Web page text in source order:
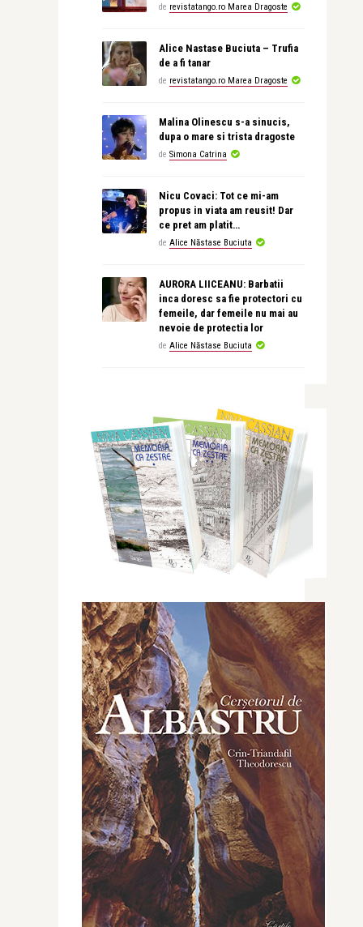
de revistatango.ro Marea Dragoste
Alice Nastase Buciuta – Trufia
de a fi tanar
de revistatango.ro Marea Dragoste
Malina Olinescu s-a sinucis,
dupa o mare si trista dragoste
de Simona Catrina
Nicu Covaci: Tot ce mi-am
propus in viata am reusit! Dar
ce pret am platit…
de Alice Năstase Buciuta
AURORA LIICEANU: Barbatii
inca doresc sa fie protectori cu
femeile, dar femeile nu mai au
nevoie de protectia lor
de Alice Năstase Buciuta